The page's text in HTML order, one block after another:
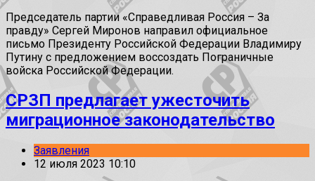
Председатель партии «Справедливая Россия – За
правду» Сергей Миронов направил официальное
письмо Президенту Российской Федерации Владимиру
Путину с предложением воссоздать Пограничные
войска Российской Федерации.
СРЗП предлагает ужесточить
миграционное законодательство
Заявления
12 июля 2023 10:10